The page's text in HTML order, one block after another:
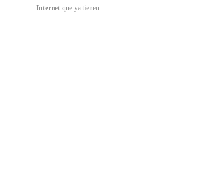
Internet que ya tienen.